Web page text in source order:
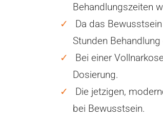
Behandlungszeiten
Da das
Stunden
Bei einer
Dosierung.
Die jetzigen,
bei Bewusstsein.